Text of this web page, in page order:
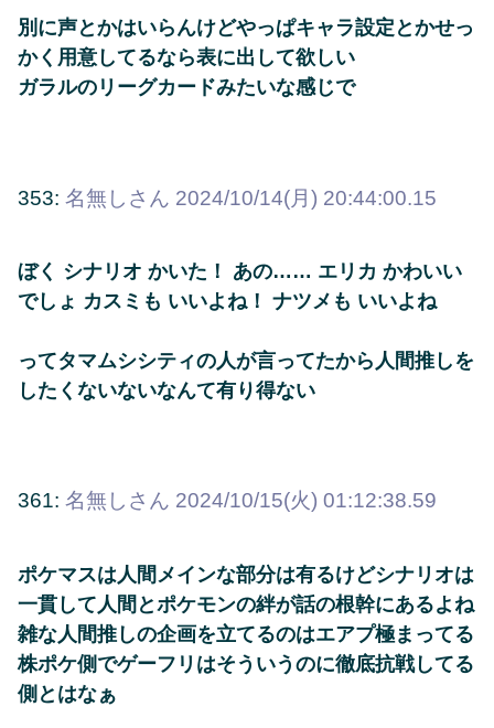
別に声とかはいらんけどやっぱキャラ設定とかせっ
かく用意してるなら表に出して欲しい
ガラルのリーグカードみたいな感じで
353: 名無しさん 2024/10/14(月) 20:44:00.15
ぼく シナリオ かいた！ あの…… エリカ かわいい
でしょ カスミも いいよね！ ナツメも いいよね
ってタマムシシティの人が言ってたから人間推しを
したくないないなんて有り得ない
361: 名無しさん 2024/10/15(火) 01:12:38.59
ポケマスは人間メインな部分は有るけどシナリオは
一貫して人間とポケモンの絆が話の根幹にあるよね
雑な人間推しの企画を立てるのはエアプ極まってる
株ポケ側でゲーフリはそういうのに徹底抗戦してる
側とはなぁ